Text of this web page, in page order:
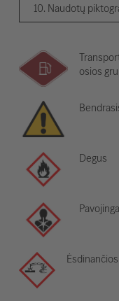
10. Naudotų
osios
Degus